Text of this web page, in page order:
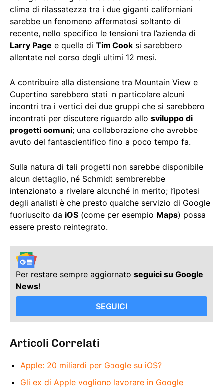
clima di rilassatezza tra i due giganti californiani
sarebbe un fenomeno affermatosi soltanto di
recente, nello specifico le tensioni tra l’azienda di
Larry Page e quella di Tim Cook si sarebbero
allentate nel corso degli ultimi 12 mesi.
A contribuire alla distensione tra Mountain View e
Cupertino sarebbero stati in particolare alcuni
incontri tra i vertici dei due gruppi che si sarebbero
incontrati per discutere riguardo allo sviluppo di
progetti comuni; una collaborazione che avrebbe
avuto del fantascientifico fino a poco tempo fa.
Sulla natura di tali progetti non sarebbe disponibile
alcun dettaglio, né Schmidt sembrerebbe
intenzionato a rivelare alcunché in merito; l’ipotesi
degli analisti è che presto qualche servizio di Google
fuoriuscito da iOS (come per esempio Maps) possa
essere presto reintegrato.
Per restare sempre aggiornato seguici su Google
News!
SEGUICI
Articoli Correlati
Apple: 20 miliardi per Google su iOS?
Gli ex di Apple vogliono lavorare in Google